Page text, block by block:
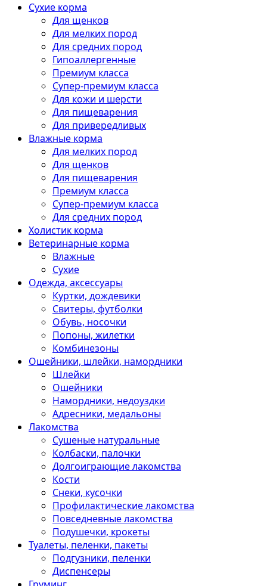
Сухие корма
Для щенков
Для мелких пород
Для средних пород
Гипоаллергенные
Премиум класса
Супер-премиум класса
Для кожи и шерсти
Для пищеварения
Для привередливых
Влажные корма
Для мелких пород
Для щенков
Для пищеварения
Премиум класса
Супер-премиум класса
Для средних пород
Холистик корма
Ветеринарные корма
Влажные
Сухие
Одежда, аксессуары
Куртки, дождевики
Свитеры, футболки
Обувь, носочки
Попоны, жилетки
Комбинезоны
Ошейники, шлейки, намордники
Шлейки
Ошейники
Намордники, недоуздки
Адресники, медальоны
Лакомства
Сушеные натуральные
Колбаски, палочки
Долгоиграющие лакомства
Кости
Снеки, кусочки
Профилактические лакомства
Повседневные лакомства
Подушечки, крокеты
Туалеты, пеленки, пакеты
Подгузники, пеленки
Диспенсеры